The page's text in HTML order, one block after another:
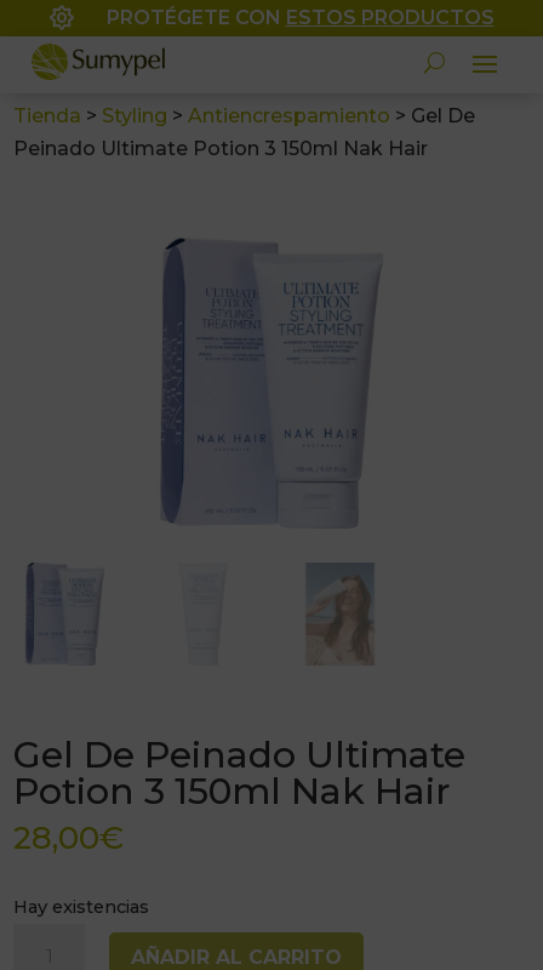
 PROTÉGETE CON ESTOS PRODUCTOS
Tienda > Styling >Antiencrespamiento > Gel De
Peinado Ultimate Potion 3 150ml Nak Hair
Gel De Peinado Ultimate
Potion 3 150ml Nak Hair
28,00€
Hay existencias
AÑADIR AL CARRITO